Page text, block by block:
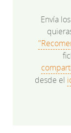
Envía
desde el